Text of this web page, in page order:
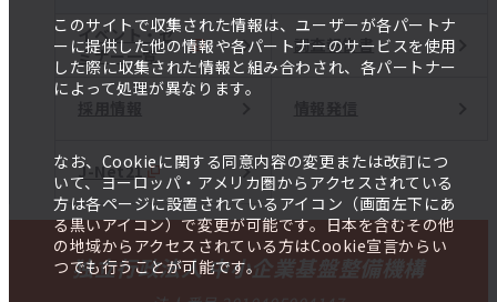
このサイトで収集された情報は、ユーザーが各パートナ
ーに提供した他の情報や各パートナーのサービスを使用
した際に収集された情報と組み合わされ、各パートナー
によって処理が異なります。
なお、Cookieに関する同意内容の変更または改訂につ
いて、ヨーロッパ・アメリカ圏からアクセスされている
方は各ページに設置されているアイコン（画面左下にあ
る黒いアイコン）で変更が可能です。日本を含むその他
の地域からアクセスされている方はCookie宣言からい
つでも行うことが可能です。
イベント・セ
ミナー一覧
調査報告書
J-Net21
独立行政法人 中小企業基盤整備機構